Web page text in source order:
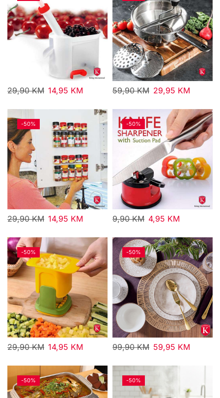
29,90KM 14,95 KM 59,90KM 29,95 KM
-50%
29,90KM 14,95 KM
-50%
9,90KM 4,95 KM
-50%
29,90KM 14,95 KM
-50%
99,90KM 59,95 KM
-50% -50%